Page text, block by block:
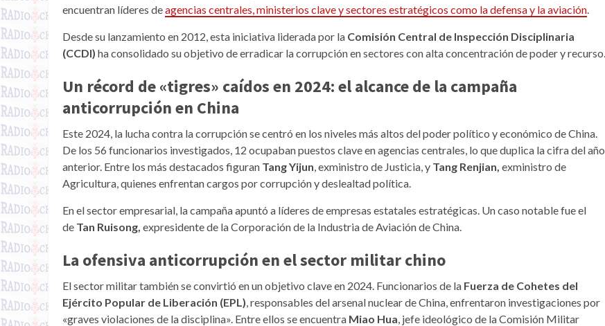
encuentran líderes deagencias centrales, ministerios clave y sectores estratégicos como la defensa y la aviación
Desde su lanzamiento en 2012, esta iniciativa liderada por la Comisión Central de Inspección Disciplinaria
(CCDI) ha consolidado su objetivo de erradicar la corrupción en sectores con alta concentración de poder y recurso.
Un récord de «tigres» caídos en 2024: el alcance de la campaña
anticorrupción en China
Este 2024, la lucha contra la corrupción se centró en los niveles más altos del poder político y económico de China.
De los 56 funcionarios investigados, 12 ocupaban puestos clave en agencias centrales, lo que duplica la cifra del año
anterior. Entre los más destacados figuran Tang Yijun , exministro de Justicia, y Tang Renjian, exministro de
Agricultura, quienes enfrentan cargos por corrupción y deslealtad política.
En el sector empresarial, la campaña apuntó a líderes de empresas estatales estratégicas. Un caso notable fue el
de Tan Ruisong, expresidente de la Corporación de la Industria de Aviación de China.
La ofensiva anticorrupción en el sector militar chino
El sector militar también se convirtió en un objetivo clave en 2024. Funcionarios de la Fuerza de Cohetes del
Ejército Popular de Liberación (EPL) , responsables del arsenal nuclear de China, enfrentaron investigaciones por
«graves violaciones de la disciplina». Entre ellos se encuentra Miao Hua , jefe ideológico de la Comisión Militar